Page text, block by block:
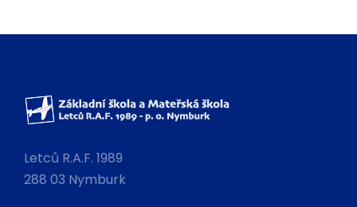
Letců R.A.F. 1989
288 03 Nymburk